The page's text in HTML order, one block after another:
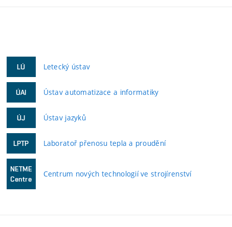
LÚ Letecký ústav
ÚAI Ústav automatizace a informatiky
ÚJ Ústav jazyků
LPTP Laboratoř přenosu tepla a proudění
NETME
Centre
Centrum nových technologií ve strojírenství